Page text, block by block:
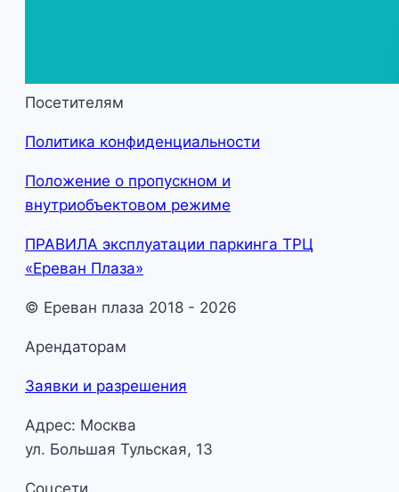
Посетителям
Политика конфиденциальности
Положение о пропускном и
внутриобъектовом режиме
ПРАВИЛА эксплуатации паркинга ТРЦ
«Ереван Плаза»
© Ереван плаза 2018 - 2026
Арендаторам
Заявки и разрешения
Адрес: Москва
ул. Большая Тульская, 13
Соцсети